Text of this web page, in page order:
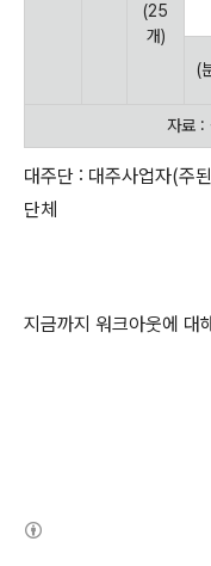
(25
개)
(
자료 :
대주단 : 대주사업자(주
단체
지금까지 워크아웃에 대